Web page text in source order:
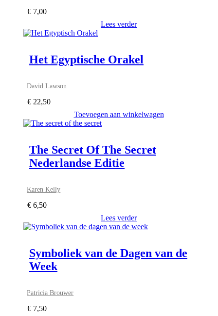
€ 7,00
Lees verder
Het Egyptische Orakel
David Lawson
€ 22,50
Toevoegen aan winkelwagen
The Secret Of The Secret
Nederlandse Editie
Karen Kelly
€ 6,50
Lees verder
Symboliek van de Dagen van de
Week
Patricia Brouwer
€ 7,50